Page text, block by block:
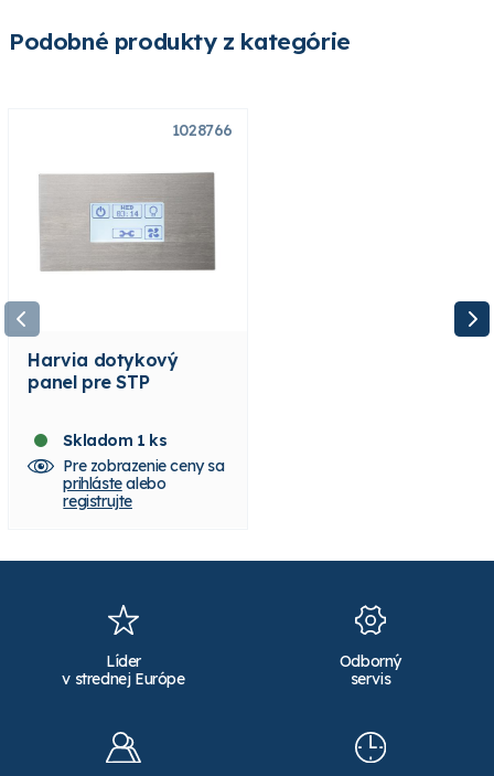
Podobné produkty z kategórie
1028766
Harvia dotykový
panel pre STP
Skladom 1 ks
Pre zobrazenie ceny sa
prihlástealebo
registrujte
Líder
v strednej Európe
Odborný
servis